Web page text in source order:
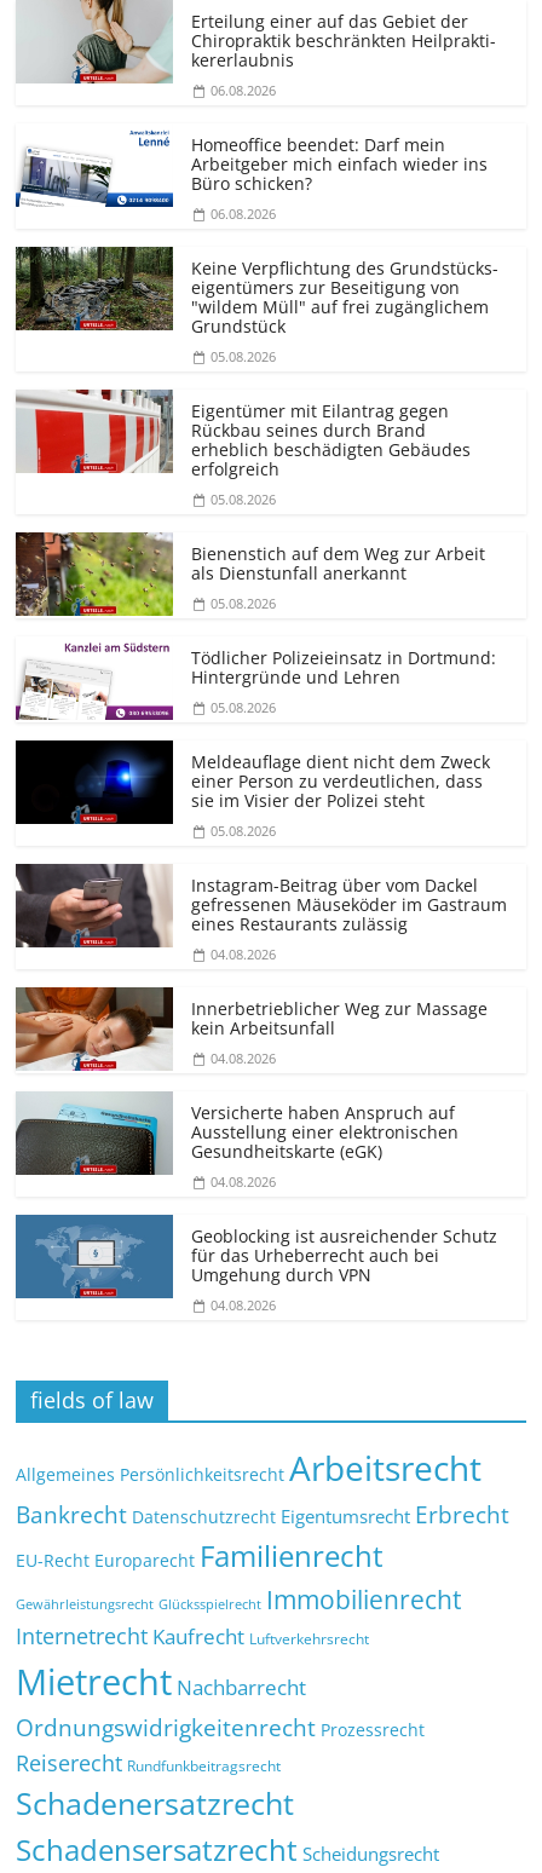
Erteilung einer auf das Gebiet der
Chiropraktik beschränkten Heilprakti­
kererlaubnis
06.08.2026
Homeoffice beendet: Darf mein
Arbeitgeber mich einfach wieder ins
Büro schicken?
06.08.2026
Keine Verpflichtung des Grundstücks­
eigentümers zur Beseitigung von
"wildem Müll" auf frei zugänglichem
Grundstück
05.08.2026
Eigentümer mit Eilantrag gegen
Rückbau seines durch Brand
erheblich beschädigten Gebäudes
erfolgreich
05.08.2026
Bienenstich auf dem Weg zur Arbeit
als Dienstunfall anerkannt
05.08.2026
Tödlicher Polizeieinsatz in Dortmund:
Hintergründe und Lehren
05.08.2026
Meldeauflage dient nicht dem Zweck
einer Person zu verdeutlichen, dass
sie im Visier der Polizei steht
05.08.2026
Instagram-Beitrag über vom Dackel
gefressenen Mäuseköder im Gastraum
eines Restaurants zulässig
04.08.2026
Innerbetrieblicher Weg zur Massage
kein Arbeitsunfall
04.08.2026
Versicherte haben Anspruch auf
Ausstellung einer elektronischen
Gesundheitskarte (eGK)
04.08.2026
Geoblocking ist ausreichender Schutz
für das Urheberrecht auch bei
Umgehung durch VPN
04.08.2026
fields of law
Allgemeines Persönlichkeitsrecht Arbeitsrecht
Bankrecht Datenschutzrecht Eigentumsrecht Erbrecht
EU-Recht Europarecht Familienrecht
Gewährleistungsrecht Glücksspielrecht Immobilienrecht
Internetrecht Kaufrecht Luftverkehrsrecht
Mietrecht Nachbarrecht
Ordnungswidrigkeitenrecht Prozessrecht
Reiserecht Rundfunkbeitragsrecht
Schadenersatzrecht
Schadensersatzrecht Scheidungsrecht